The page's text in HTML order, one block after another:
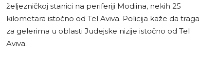
željezničkoj stanici na periferiji Modiina, nekih 25
kilometara istočno od Tel Aviva. Policija kaže da traga
za gelerima u oblasti Judejske nizije istočno od Tel
Aviva.